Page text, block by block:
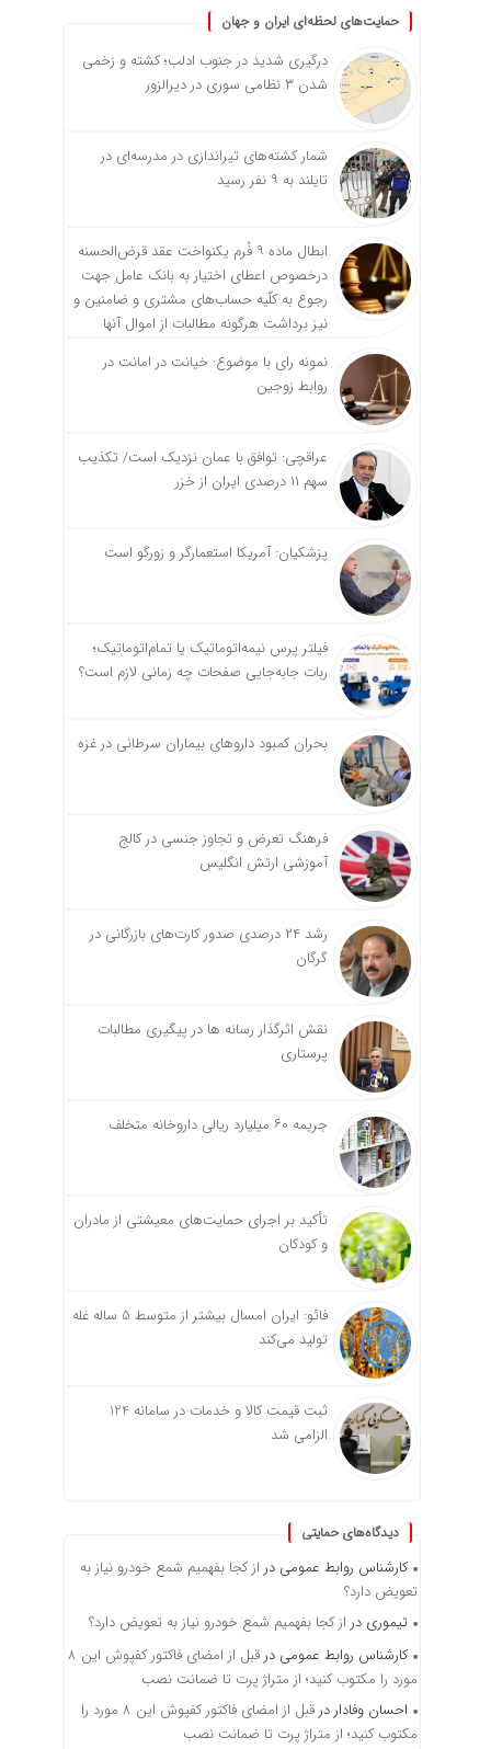
حمایت‌های لحظه‌ای ایران و جهان
درگیری شدید در جنوب ادلب؛ کشته و زخمی
شدن ۳ نظامی سوری در دیرالزور
شمار کشته‌های تیراندازی در مدرسه‌ای در
تایلند به ۹ نفر رسید
ابطال ماده ۹ فُرم یکنواخت عقد قرض‌الحسنه
درخصوص اعطای اختیار به بانک عامل جهت
رجوع به کلّیه حساب‌های مشتری و ضامنین و
نیز برداشت هرگونه مطالبات از اموال آنها
نمونه رای با موضوع: خیانت در امانت در
روابط زوجین
عراقچی: توافق با عمان نزدیک است/ تکذیب
سهم ۱۱ درصدی ایران از خزر
پزشکیان: آمریکا استعمارگر و زورگو است
فیلتر پرس نیمه‌اتوماتیک یا تمام‌اتوماتیک؛
ربات جابه‌جایی صفحات چه زمانی لازم است؟
بحران کمبود دارو‌های بیماران سرطانی در غزه
فرهنگ تعرض و تجاوز جنسی در کالج
آموزشی ارتش انگلیس
رشد ۲۴ درصدی صدور کارت‌های بازرگانی در
گرگان
نقش اثرگذار رسانه ها در پیگیری مطالبات
پرستاری
جریمه ۶۰ میلیارد ریالی داروخانه متخلف
تأکید بر اجرای حمایت‌های معیشتی از مادران
و کودکان
فائو: ایران امسال بیشتر از متوسط 5 ساله غله
تولید می‌کند
ثبت قیمت کالا و خدمات در سامانه 124
الزامی شد
دیدگاه‌های حمایتی
کارشناس روابط عمومی در از کجا بفهمیم شمع خودرو نیاز به
تعویض دارد؟
تیموری در از کجا بفهمیم شمع خودرو نیاز به تعویض دارد؟
کارشناس روابط عمومی در
قبل از امضای فاکتور کفپوش این ۸
مورد را مکتوب کنید؛ از متراژ پرت تا ضمانت نصب
احسان وفادار در
قبل از امضای فاکتور کفپوش این ۸ مورد را
مکتوب کنید؛ از متراژ پرت تا ضمانت نصب